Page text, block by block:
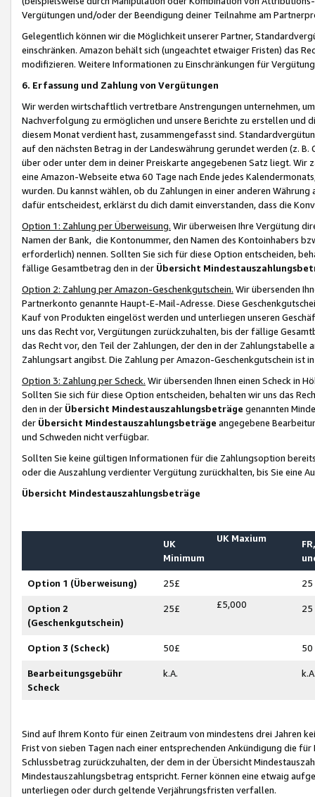
Vergütungen und/oder der Beendigung deiner Teilnahme am
Gelegentlich können wir die Möglichkeit unserer Partner,
einschränken. Amazon behält sich (ungeachtet etwaiger Fristen) das
modifizieren. Weitere Informationen zu Einschränkungen für
6. Erfassung und Zahlung von Vergütungen
Wir werden wirtschaftlich vertretbare Anstrengungen unternehmen,
Nachverfolgung zu ermöglichen und unsere Berichte zu erstellen und
diesem Monat verdient hast, zusammengefasst sind.
auf den nächsten Betrag in der Landeswährung gerundet werden (z.
über oder unter dem in deiner Preiskarte angegebenen Satz liegt.
eine Amazon-Webseite etwa 60 Tage nach Ende jedes
wurden. Du kannst wählen, ob du Zahlungen in einer anderen
dafür entscheidest, erklärst du dich damit einverstanden, dass die
Option 1: Zahlung per Überweisung. Wir überweisen Ihre Vergütung
Namen der Bank, die Kontonummer, den Namen des Kontoinhabers
erforderlich) nennen. Sollten Sie sich für diese Option entscheiden,
fällige Gesamtbetrag den in der Übersicht
Option 2: Zahlung per Amazon-Geschenkgutschein. Wir übersenden
Partnerkonto genannte Haupt-E-Mail-Adresse. Diese
Kauf von Produkten eingelöst werden und unterliegen unseren
uns das Recht vor, Vergütungen zurückzuhalten, bis der fällige
das Recht vor, den Teil der Zahlungen, der den in der
Zahlungsart angibst. Die Zahlung per Amazon-Geschenkgutschein ist
Option 3: Zahlung per Scheck. Wir übersenden Ihnen einen Scheck in
Sollten Sie sich für diese Option entscheiden, behalten wir uns das
den in der Übersicht Mindestauszahlungsbeträge genannten
der Übersicht Mindestauszahlungsbeträge angegebene
und Schweden nicht verfügbar.
Sollten Sie keine gültigen Informationen für die Zahlungsoption
oder die Auszahlung verdienter Vergütung zurückhalten, bis Sie
Übersicht Mindestauszahlungsbeträge
UK
Minimum
UK Maxium
Option 1 (Überweisung) 25£ 25
Option 2
(Geschenkgutschein)
25£ £5,000 25
Option 3 (Scheck) 50£ 50
Bearbeitungsgebühr
Scheck
k.A.
Sind auf Ihrem Konto für einen Zeitraum von mindestens drei Jahren
Frist von sieben Tagen nach einer entsprechenden Ankündigung die
Schlussbetrag zurückzuhalten, der dem in der Übersicht
Mindestauszahlungsbetrag entspricht. Ferner können eine etwaig
unterliegen oder durch geltende Verjährungsfristen verfallen.